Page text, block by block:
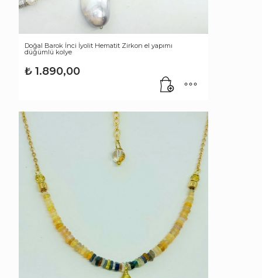
Doğal Barok İnci İyolit Hematit Zirkon el yapımı
düğümlü kolye
₺ 1.890,00